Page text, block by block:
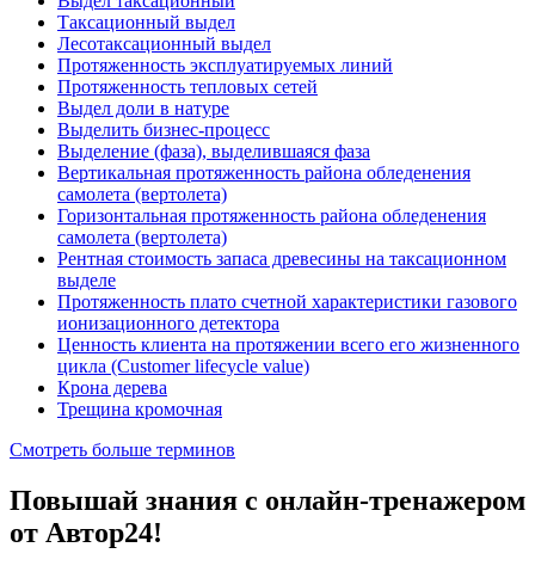
Таксационный выдел
Лесотаксационный выдел
Протяженность эксплуатируемых линий
Протяженность тепловых сетей
Выдел доли в натуре
Выделить бизнес-процесс
Выделение (фаза), выделившаяся фаза
Вертикальная протяженность района обледенения
самолета (вертолета)
Горизонтальная протяженность района обледенения
самолета (вертолета)
Рентная стоимость запаса древесины на таксационном
выделе
Протяженность плато счетной характеристики газового
ионизационного детектора
Ценность клиента на протяжении всего его жизненного
цикла (Customer lifecycle value)
Крона дерева
Трещина кромочная
Смотреть больше терминов
Повышай знания с онлайн-тренажером
от Автор24!